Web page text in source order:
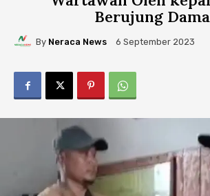
Berujung
By Neraca News 6 September 2023